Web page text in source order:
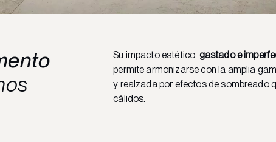
Su impacto estético, gastado e
permite armonizarse con la amplia
y realzada por efectos de sombreado
cálidos.